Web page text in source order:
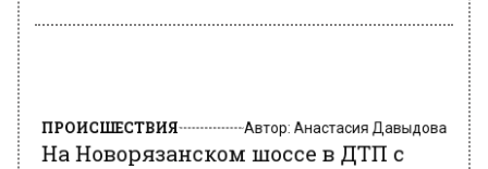
На Новорязанском шоссе в ДТП с
полицейской машиной погибли 2